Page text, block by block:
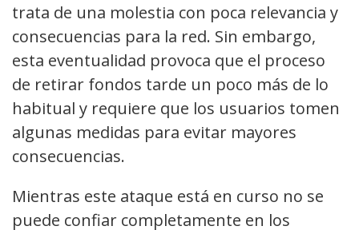
trata de una molestia con poca relevancia y
consecuencias para la red. Sin embargo,
esta eventualidad provoca que el proceso
de retirar fondos tarde un poco más de lo
habitual y requiere que los usuarios tomen
algunas medidas para evitar mayores
consecuencias.
Mientras este ataque está en curso no se
puede confiar completamente en los